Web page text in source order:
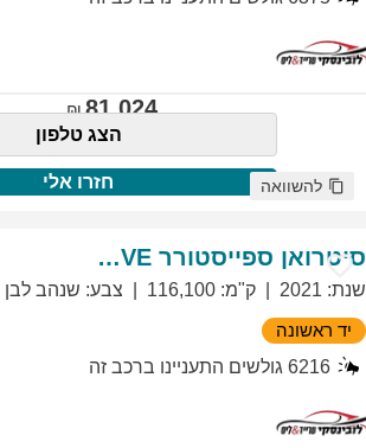
81,024
הצג טלפון
חזרו אלי להשוואה
סיטרואן ספייסטורר EXCLUSIVE
שנת:
2021 ק"מ:
116,100 צבע: שנהב לבן
יד ראשונה
6216 גולשים התעניינו ברכב זה